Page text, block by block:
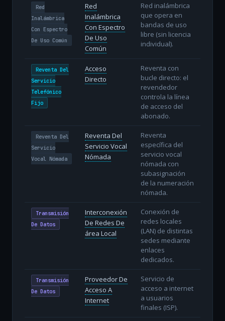
Red
Inalámbrica
Con Espectro
De Uso Común
Red
Inalámbrica
Con Espectro
De Uso
Común
Red inalámbrica
que opera en
bandas de uso
libre (sin licencia
individual).
Reventa Del
Servicio
Telefónico
Fijo
Acceso
Directo
Reventa con
bucle directo: el
revendedor
controla la línea
de acceso del
abonado.
Reventa Del
Servicio
Vocal Nómada
Reventa Del
Servicio Vocal
Nómada
Reventa
específica del
servicio vocal
nómada con
subasignación
de la numeración
nómada.
Transmisión
De Datos
Interconexión
De Redes De
área Local
Conexión de
redes locales
(LAN) de distintas
sedes mediante
enlaces
dedicados.
Transmisión
De Datos
Proveedor De
Acceso A
Internet
Servicio de
acceso a internet
a usuarios
finales (ISP).